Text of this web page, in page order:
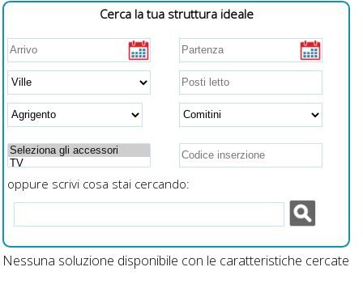
Cerca la tua struttura ideale
oppure scrivi cosa stai cercando:
Nessuna soluzione disponibile con le caratteristiche cercate